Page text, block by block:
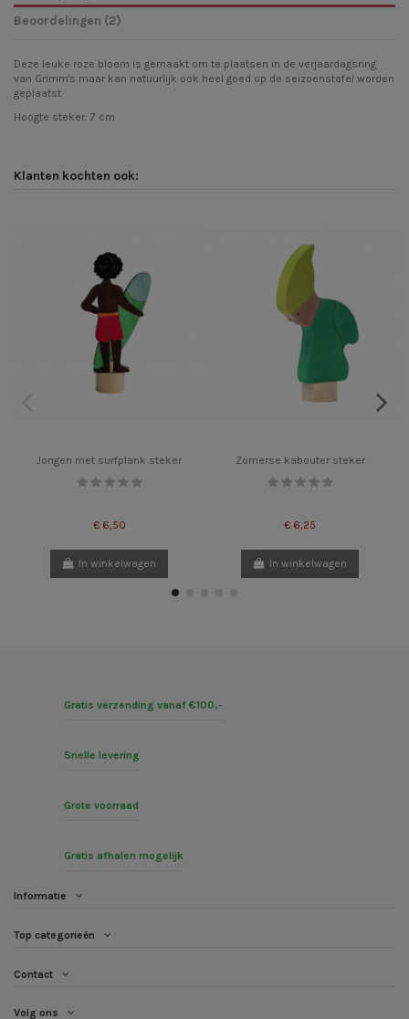
Beoordelingen (2)
Deze leuke roze bloem is gemaakt om te plaatsen in de verjaardagsring
van Grimm's maar kan natuurlijk ook heel goed op de seizoenstafel worden
geplaatst.
Hoogte steker: 7 cm
Klanten kochten ook:
Jongen met surfplank steker
€ 6,50
In winkelwagen
Zomerse kabouter steker
€ 6,25
In winkelwagen
Gratis verzending vanaf €100,-
Snelle levering
Grote voorraad
Gratis afhalen mogelijk
Informatie
Top categorieën
Contact
Volg ons